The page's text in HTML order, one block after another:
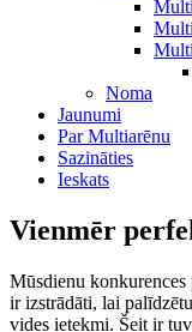
Noma
Jaunumi
Par Multiarēnu
Sazināties
Ieskats
Vienmēr
Mūsdienu
ir izstrādāti, lai
vides ietekmi. Šeit ir